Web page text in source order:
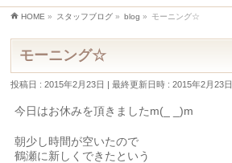
HOME » スタッフブログ » blog » モーニング☆
モーニング☆
投稿日 : 2015年2月23日 最終更新日時 : 2015年2月23日
今日はお休みを頂きましたm(_ _)m
朝少し時間が空いたので
鶴瀬に新しくできたという